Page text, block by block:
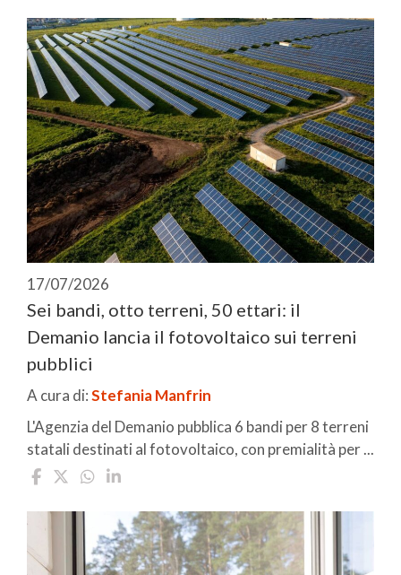
17/07/2026
Sei bandi, otto terreni, 50 ettari: il
Demanio lancia il fotovoltaico sui terreni
pubblici
A cura di:Stefania Manfrin
L'Agenzia del Demanio pubblica 6 bandi per 8 terreni
statali destinati al fotovoltaico, con premialità per ...